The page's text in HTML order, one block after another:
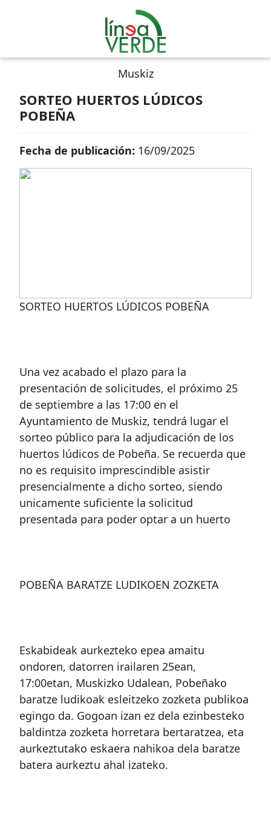
Muskiz
SORTEO HUERTOS LÚDICOS
POBEÑA
Fecha de publicación: 16/09/2025
SORTEO HUERTOS LÚDICOS POBEÑA
Una vez acabado el plazo para la
presentación de solicitudes, el próximo 25
de septiembre a las 17:00 en el
Ayuntamiento de Muskiz, tendrá lugar el
sorteo público para la adjudicación de los
huertos lúdicos de Pobeña. Se recuerda que
no es requisito imprescindible asistir
presencialmente a dicho sorteo, siendo
unicamente suficiente la solicitud
presentada para poder optar a un huerto
POBEÑA BARATZE LUDIKOEN ZOZKETA
Eskabideak aurkezteko epea amaitu
ondoren, datorren irailaren 25ean,
17:00etan, Muskizko Udalean, Pobeñako
baratze ludikoak esleitzeko zozketa publikoa
egingo da. Gogoan izan ez dela ezinbesteko
baldintza zozketa horretara bertaratzea, eta
aurkeztutako eskaera nahikoa dela baratze
batera aurkeztu ahal izateko.